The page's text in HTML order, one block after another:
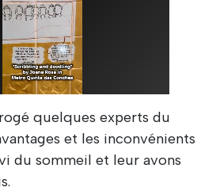
quelques experts du
et les inconvénients
du sommeil et leur avons